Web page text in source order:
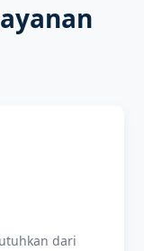
dari